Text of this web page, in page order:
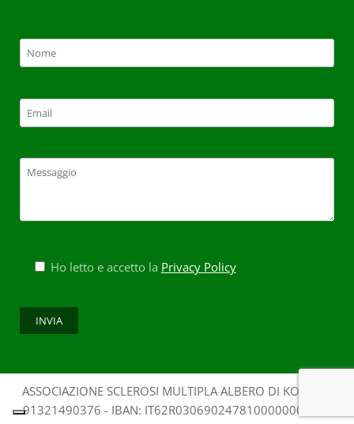
Ho letto e accetto la Privacy Policy
ASSOCIAZIONE SCLEROSI MULTIPLA ALBERO DI KOS - CF:
91321490376 - IBAN: IT62R0306902478100000009298